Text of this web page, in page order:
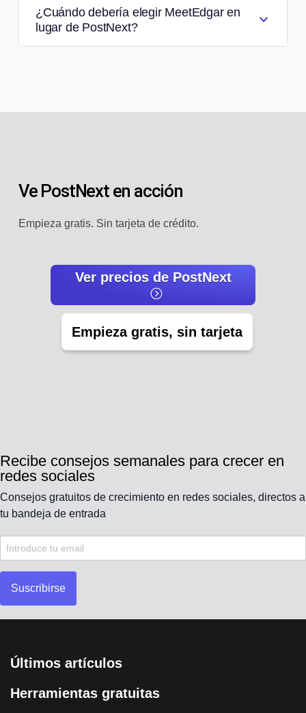
¿Cuándo debería elegir MeetEdgar en
lugar de PostNext?
Ve PostNext en acción
Empieza gratis. Sin tarjeta de crédito.
Ver precios de PostNext
Empieza gratis, sin tarjeta
Recibe consejos semanales para crecer en
redes sociales
Consejos gratuitos de crecimiento en redes sociales, directos a
tu bandeja de entrada
Suscribirse
Últimos artículos
Herramientas gratuitas